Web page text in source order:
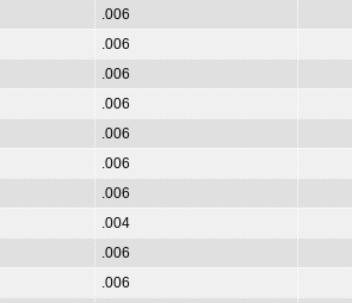
.006
.006
.006
.006
.006
.006
.006
.004
.006
.006